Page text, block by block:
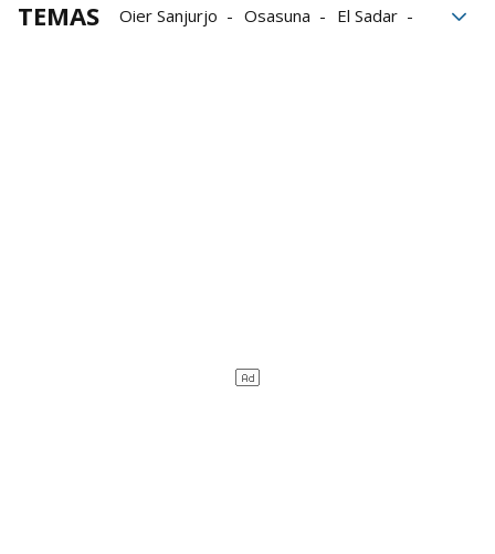
TEMAS Oier Sanjurjo Osasuna
El Sadar